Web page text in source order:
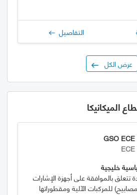
التفاصيل
عرض الكل
الميكانيكا
GSO
خليجية
تتعلق بالموافقة على أجهزة الإشارات
للمركبات الآلية ومقطوراتها